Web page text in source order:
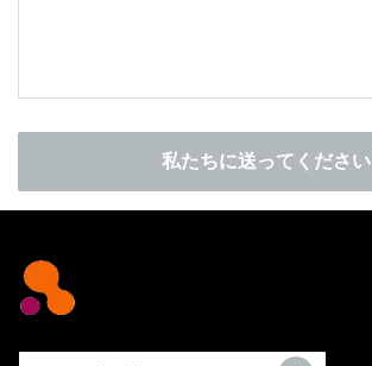
私たちに送ってください